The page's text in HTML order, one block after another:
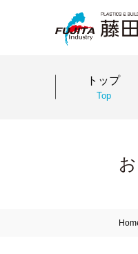
トップ
Top